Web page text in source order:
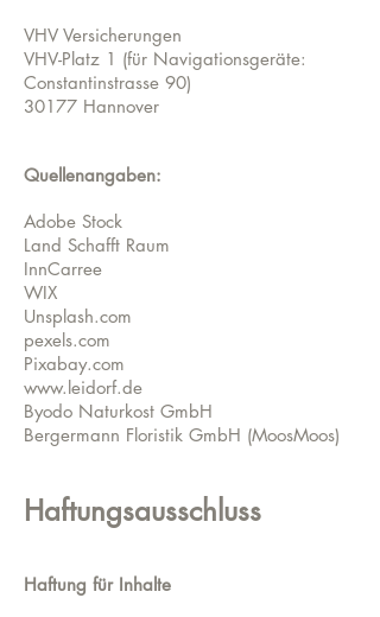
VHV Versicherungen
VHV-Platz 1 (für Navigationsgeräte:
Constantinstrasse 90)
30177 Hannover
Quellenangaben:
Adobe Stock
Land Schafft Raum
InnCarree
WIX
Unsplash.com
pexels.com
Pixabay.com
www.leidorf.de
Byodo Naturkost GmbH
Bergermann Floristik GmbH (MoosMoos)
Haftungsausschluss
Haftung für Inhalte